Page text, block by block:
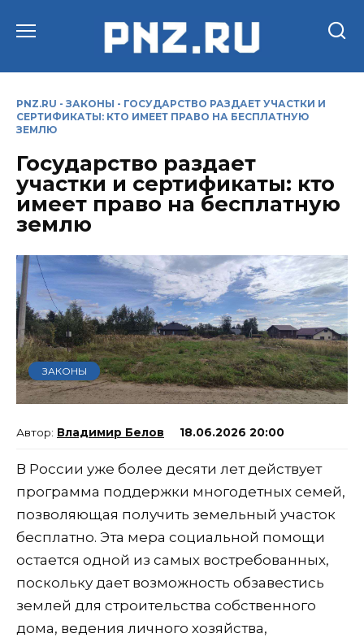
PNZ.RU - ЗАКОНЫ - ГОСУДАРСТВО РАЗДАЕТ УЧАСТКИ И
СЕРТИФИКАТЫ: КТО ИМЕЕТ ПРАВО НА БЕСПЛАТНУЮ
ЗЕМЛЮ
Государство раздает
участки и сертификаты: кто
имеет право на бесплатную
землю
ЗАКОНЫ
Владимир Белов 18.06.2026 20:00
В России уже более десяти лет действует
программа поддержки многодетных семей,
позволяющая получить земельный участок
бесплатно. Эта мера социальной помощи
остается одной из самых востребованных,
поскольку дает возможность обзавестись
землей для строительства собственного
дома, ведения личного хозяйства,